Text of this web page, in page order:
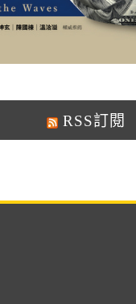
RSS訂閱